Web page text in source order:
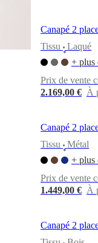
Canapé 2
Tissu
•
Laqué
+ plus
Prix de vente
2.169,00 € À
Canapé 2
Tissu
•
Métal
+ plus
Prix de vente
1.449,00 € À
Canapé 2